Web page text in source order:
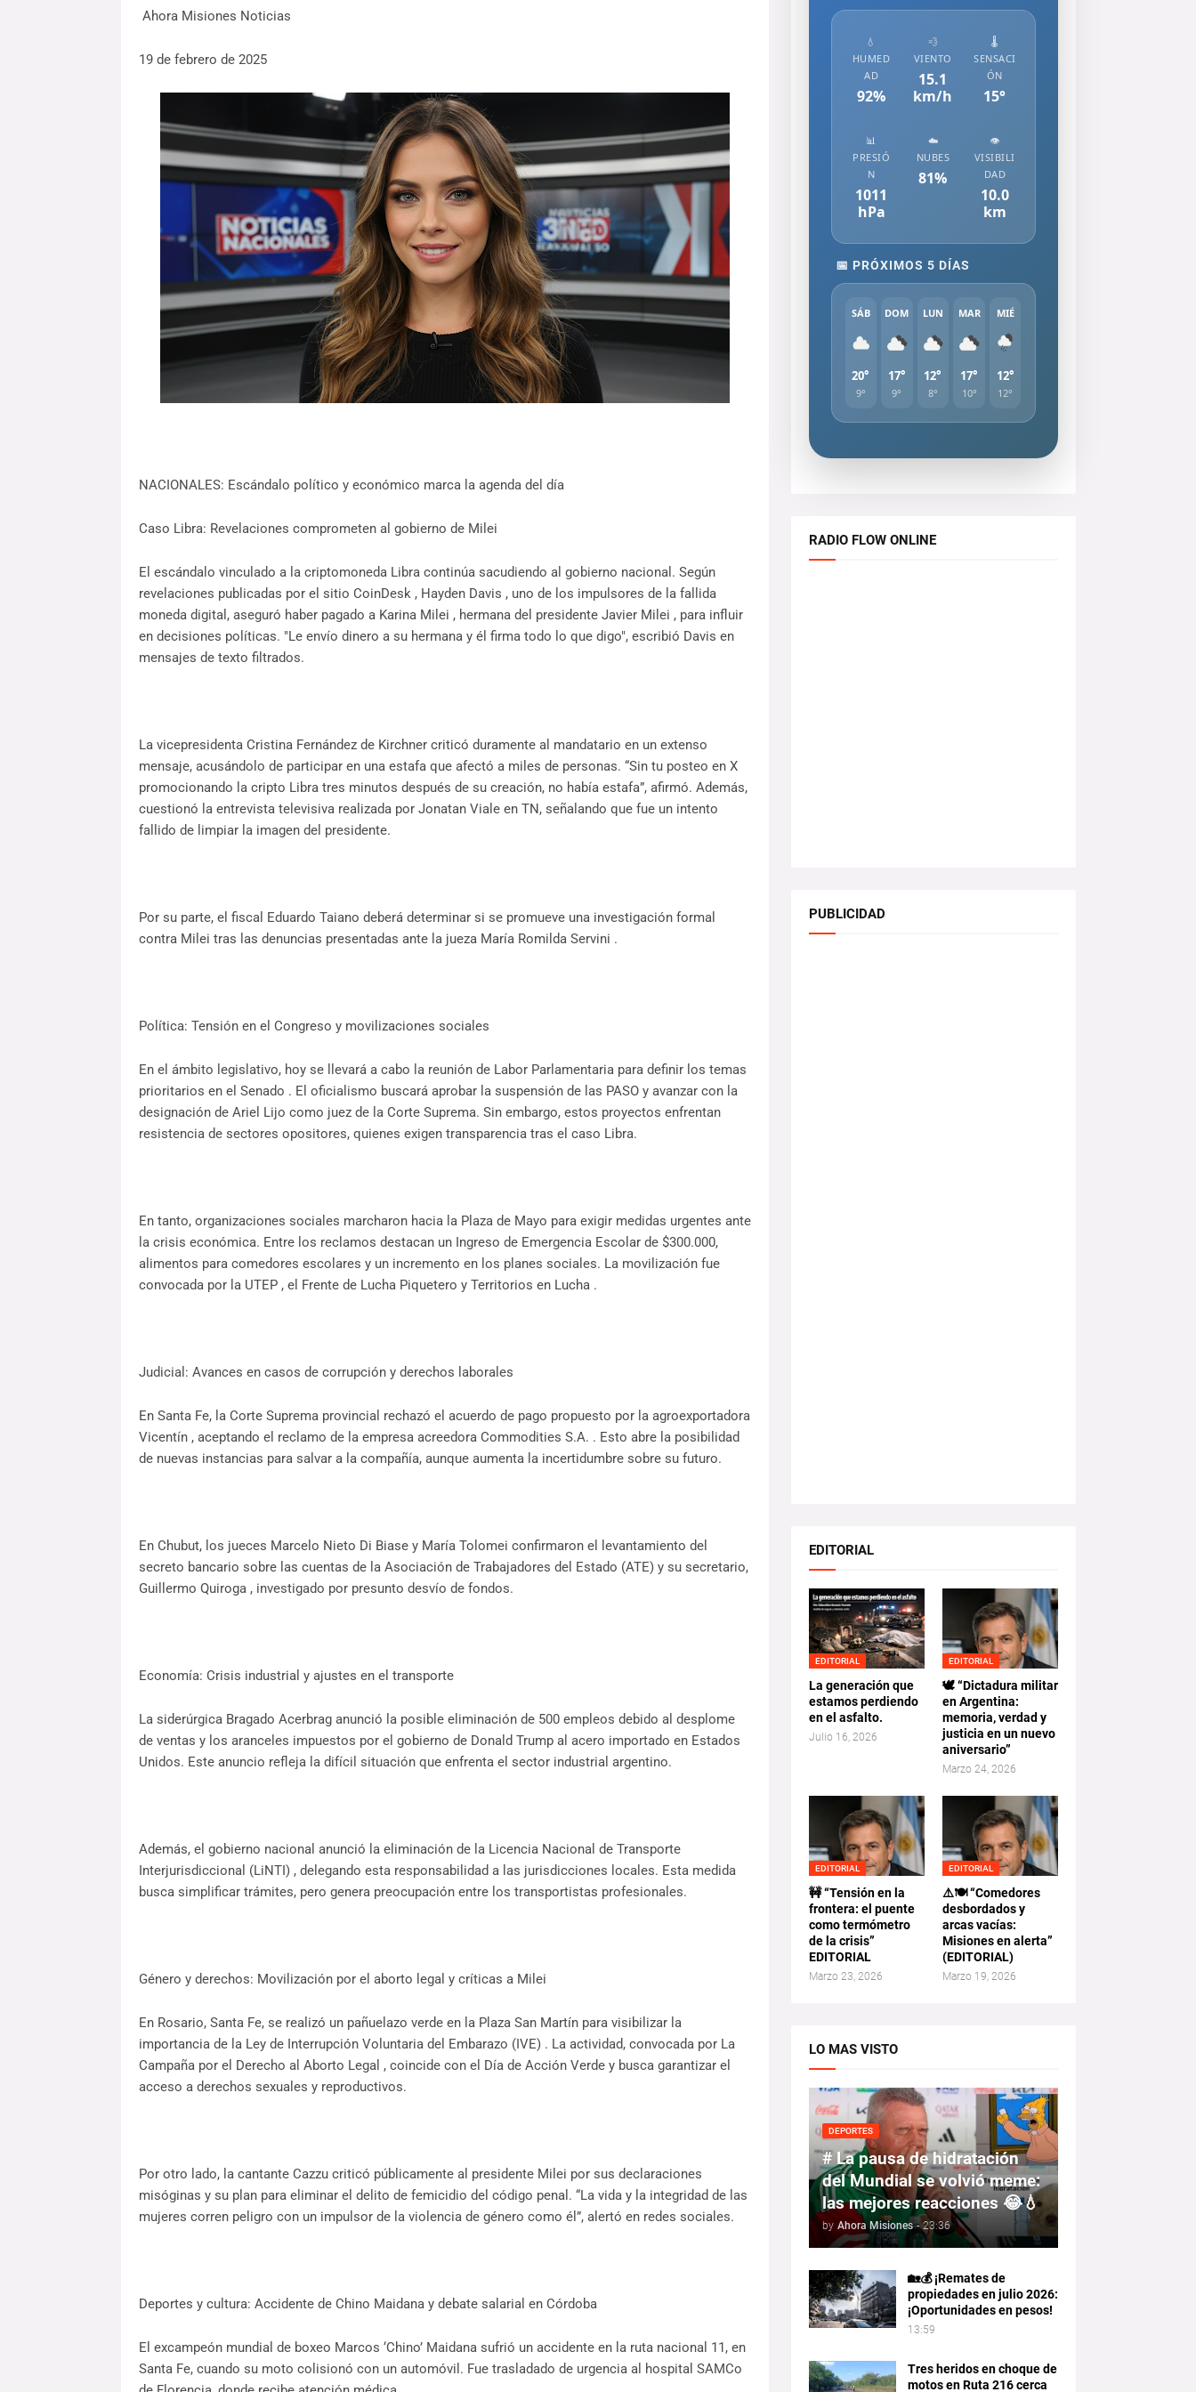
Ahora Misiones Noticias
19 de febrero de 2025
NACIONALES: Escándalo político y económico marca la agenda del día
Caso Libra: Revelaciones comprometen al gobierno de Milei
El escándalo vinculado a la criptomoneda Libra continúa sacudiendo al gobierno nacional. Según
revelaciones publicadas por el sitio CoinDesk , Hayden Davis , uno de los impulsores de la fallida
moneda digital, aseguró haber pagado a Karina Milei , hermana del presidente Javier Milei , para influir
en decisiones políticas. "Le envío dinero a su hermana y él firma todo lo que digo", escribió Davis en
mensajes de texto filtrados.
La vicepresidenta Cristina Fernández de Kirchner criticó duramente al mandatario en un extenso
mensaje, acusándolo de participar en una estafa que afectó a miles de personas. “Sin tu posteo en X
promocionando la cripto Libra tres minutos después de su creación, no había estafa”, afirmó. Además,
cuestionó la entrevista televisiva realizada por Jonatan Viale en TN, señalando que fue un intento
fallido de limpiar la imagen del presidente.
Por su parte, el fiscal Eduardo Taiano deberá determinar si se promueve una investigación formal
contra Milei tras las denuncias presentadas ante la jueza María Romilda Servini .
Política: Tensión en el Congreso y movilizaciones sociales
En el ámbito legislativo, hoy se llevará a cabo la reunión de Labor Parlamentaria para definir los temas
prioritarios en el Senado . El oficialismo buscará aprobar la suspensión de las PASO y avanzar con la
designación de Ariel Lijo como juez de la Corte Suprema. Sin embargo, estos proyectos enfrentan
resistencia de sectores opositores, quienes exigen transparencia tras el caso Libra.
En tanto, organizaciones sociales marcharon hacia la Plaza de Mayo para exigir medidas urgentes ante
la crisis económica. Entre los reclamos destacan un Ingreso de Emergencia Escolar de $300.000,
alimentos para comedores escolares y un incremento en los planes sociales. La movilización fue
convocada por la UTEP , el Frente de Lucha Piquetero y Territorios en Lucha .
Judicial: Avances en casos de corrupción y derechos laborales
En Santa Fe, la Corte Suprema provincial rechazó el acuerdo de pago propuesto por la agroexportadora
Vicentín , aceptando el reclamo de la empresa acreedora Commodities S.A. . Esto abre la posibilidad
de nuevas instancias para salvar a la compañía, aunque aumenta la incertidumbre sobre su futuro.
En Chubut, los jueces Marcelo Nieto Di Biase y María Tolomei confirmaron el levantamiento del
secreto bancario sobre las cuentas de la Asociación de Trabajadores del Estado (ATE) y su secretario,
Guillermo Quiroga , investigado por presunto desvío de fondos.
Economía: Crisis industrial y ajustes en el transporte
La siderúrgica Bragado Acerbrag anunció la posible eliminación de 500 empleos debido al desplome
de ventas y los aranceles impuestos por el gobierno de Donald Trump al acero importado en Estados
Unidos. Este anuncio refleja la difícil situación que enfrenta el sector industrial argentino.
Además, el gobierno nacional anunció la eliminación de la Licencia Nacional de Transporte
Interjurisdiccional (LiNTI) , delegando esta responsabilidad a las jurisdicciones locales. Esta medida
busca simplificar trámites, pero genera preocupación entre los transportistas profesionales.
Género y derechos: Movilización por el aborto legal y críticas a Milei
En Rosario, Santa Fe, se realizó un pañuelazo verde en la Plaza San Martín para visibilizar la
importancia de la Ley de Interrupción Voluntaria del Embarazo (IVE) . La actividad, convocada por La
Campaña por el Derecho al Aborto Legal , coincide con el Día de Acción Verde y busca garantizar el
acceso a derechos sexuales y reproductivos.
Por otro lado, la cantante Cazzu criticó públicamente al presidente Milei por sus declaraciones
misóginas y su plan para eliminar el delito de femicidio del código penal. “La vida y la integridad de las
mujeres corren peligro con un impulsor de la violencia de género como él”, alertó en redes sociales.
Deportes y cultura: Accidente de Chino Maidana y debate salarial en Córdoba
El excampeón mundial de boxeo Marcos ‘Chino’ Maidana sufrió un accidente en la ruta nacional 11, en
Santa Fe, cuando su moto colisionó con un automóvil. Fue trasladado de urgencia al hospital SAMCo
💧
HUMED
AD
92%
💨
VIENTO
15.1
km/h
🌡️
SENSACI
ÓN
15°
📊
PRESIÓ
N
1011
hPa
☁️
NUBES
81%
👁️
VISIBILI
DAD
10.0
km
📅 PRÓXIMOS 5 DÍAS
SÁB
20°
9°
DOM
17°
9°
LUN
12°
8°
MAR
17°
10°
MIÉ
12°
12°
RADIO FLOW ONLINE
PUBLICIDAD
EDITORIAL
EDITORIAL
La generación que
estamos perdiendo
en el asfalto.
Julio 16, 2026
EDITORIAL
🕊️ “Dictadura militar
en Argentina:
memoria, verdad y
justicia en un nuevo
aniversario”
Marzo 24, 2026
EDITORIAL
🚧 “Tensión en la
frontera: el puente
como termómetro
de la crisis”
EDITORIAL
Marzo 23, 2026
EDITORIAL
⚠️🍽️ “Comedores
desbordados y
arcas vacías:
Misiones en alerta”
(EDITORIAL)
Marzo 19, 2026
LO MAS VISTO
DEPORTES
# La pausa de hidratación
del Mundial se volvió meme:
las mejores reacciones 😂💧
by Ahora Misiones - 23:36
🏡💰 ¡Remates de
propiedades en julio 2026:
¡Oportunidades en pesos!
13:59
Tres heridos en choque de
motos en Ruta 216 cerca